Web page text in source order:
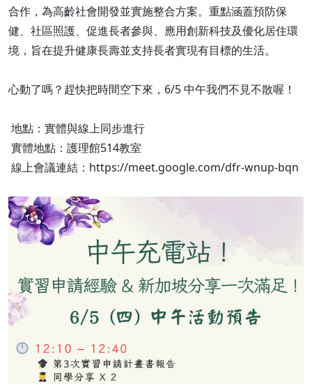
合作，為高齡社會開發並實施整合方案。重點涵蓋預防保
健、社區照護、促進長者參與、應用創新科技及優化居住環
境，旨在提升健康長壽並支持長者實現有目標的生活。
心動了嗎？趕快把時間空下來，6/5 中午我們不見不散喔！
地點：實體與線上同步進行
實體地點：護理館514教室
線上會議連結：https://meet.google.com/dfr-wnup-bqn